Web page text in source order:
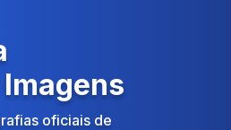
oficiais de